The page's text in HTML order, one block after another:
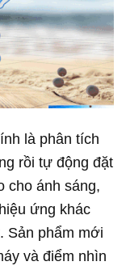
là phân tích
rồi tự động đặt
cho ánh sáng,
ứng khác
Sản phẩm mới
và điểm nhìn